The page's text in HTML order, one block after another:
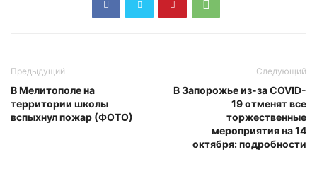
Предыдущий
В Мелитополе на
территории школы
вспыхнул пожар (ФОТО)
Следующий
В Запорожье из-за COVID-
19 отменят все
торжественные
мероприятия на 14
октября: подробности